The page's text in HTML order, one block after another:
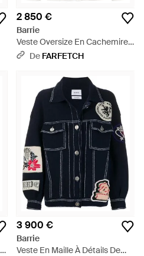
2 850 €
Barrie
Veste Oversize En Cachemire -
Blanc
De FARFETCH
3 900 €
Barrie
Veste En Maille À Détails De